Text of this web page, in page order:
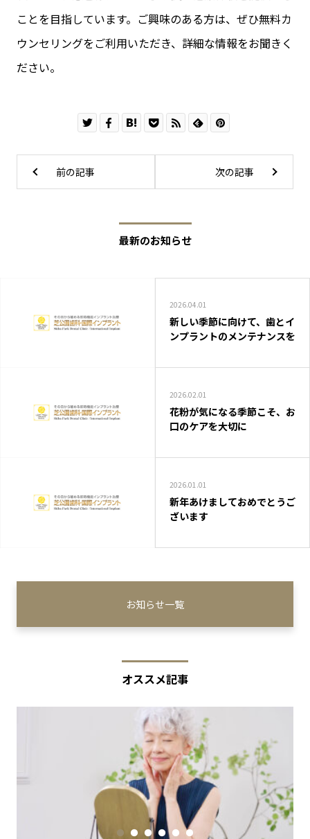
ことを目指しています。ご興味のある方は、ぜひ無料カ
ウンセリングをご利用いただき、詳細な情報をお聞きく
ださい。
前の記事 次の記事
最新のお知らせ
2026.04.01
新しい季節に向けて、歯とイ
ンプラントのメンテナンスを
2026.02.01
花粉が気になる季節こそ、お
口のケアを大切に
2026.01.01
新年あけましておめでとうご
ざいます
お知らせ一覧
オススメ記事